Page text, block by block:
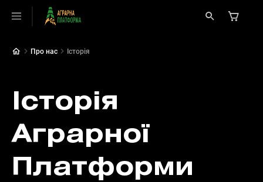
Про нас Історія
Історія
Аграрної
Платформи